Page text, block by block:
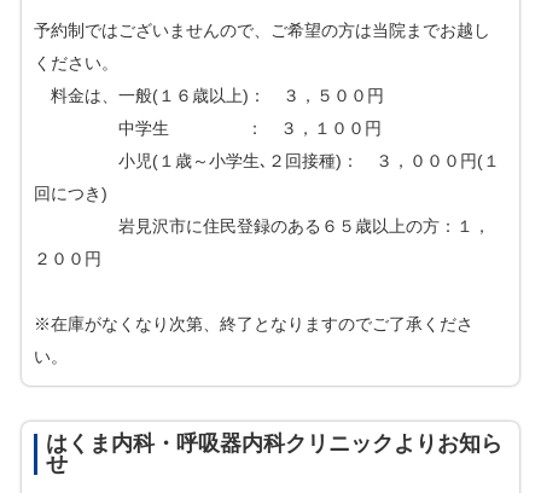
予約制ではございませんので、ご希望の方は当院までお越し
ください。
料金は、一般(１６歳以上)： ３，５００円
中学生 ： ３，１００円
小児(１歳～小学生､２回接種)： ３，０００円(１
回につき)
岩見沢市に住民登録のある６５歳以上の方：１，
２００円
※在庫がなくなり次第、終了となりますのでご了承くださ
い。
はくま内科・呼吸器内科クリニックよりお知ら
せ